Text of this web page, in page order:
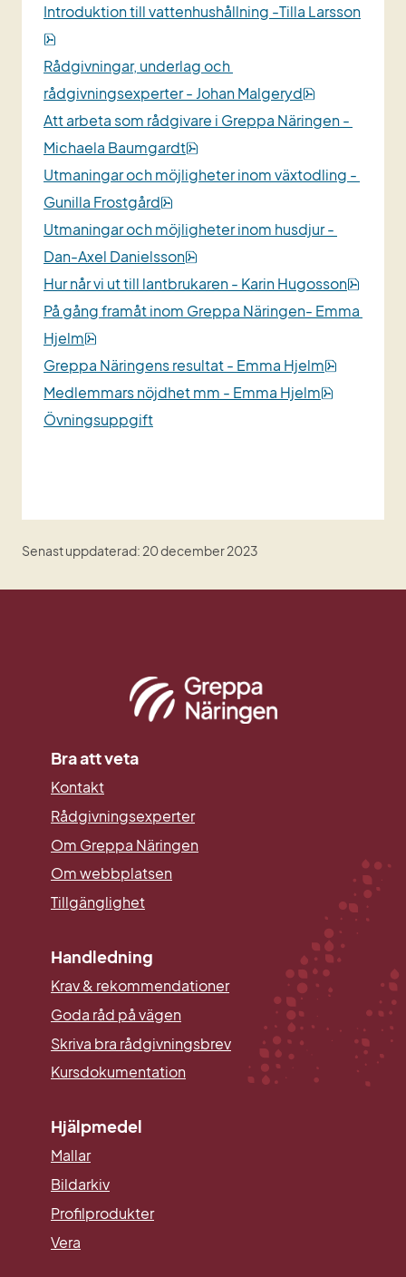
Introduktion till vattenhushållning -Tilla Larsson
Rådgivningar, underlag och
rådgivningsexperter - Johan Malgeryd
Att arbeta som rådgivare i Greppa Näringen -
Michaela Baumgardt
Utmaningar och möjligheter inom växtodling -
Gunilla Frostgård
Utmaningar och möjligheter inom husdjur -
Dan-Axel Danielsson
Hur når vi ut till lantbrukaren - Karin Hugosson
På gång framåt inom Greppa Näringen- Emma
Hjelm
Greppa Näringens resultat - Emma Hjelm
Medlemmars nöjdhet mm - Emma Hjelm
Övningsuppgift
Senast uppdaterad: 20 december 2023
Bra att veta
Kontakt
Rådgivningsexperter
Om Greppa Näringen
Om webbplatsen
Tillgänglighet
Handledning
Krav & rekommendationer
Goda råd på vägen
Skriva bra rådgivningsbrev
Kursdokumentation
Hjälpmedel
Mallar
BildarkivLänk till annan webbplats.
Profilprodukter
Vera